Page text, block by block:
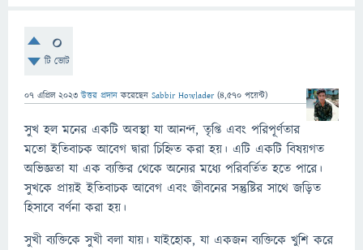
0
টি ভোট
07 এপ্রিল 2023 উত্তর প্রদান করেছেন Sabbir Howlader (4,570 পয়েন্ট)
সুখ হল মনের একটি অবস্থা যা আনন্দ, তৃপ্তি এবং পরিপূর্ণতার
মতো ইতিবাচক আবেগ দ্বারা চিহ্নিত করা হয়। এটি একটি বিষয়গত
অভিজ্ঞতা যা এক ব্যক্তির থেকে অন্যের মধ্যে পরিবর্তিত হতে পারে।
সুখকে প্রায়ই ইতিবাচক আবেগ এবং জীবনের সন্তুষ্টির সাথে জড়িত
হিসাবে বর্ণনা করা হয়।
সুখী ব্যক্তিকে সুখী বলা যায়। যাইহোক, যা একজন ব্যক্তিকে খুশি করে